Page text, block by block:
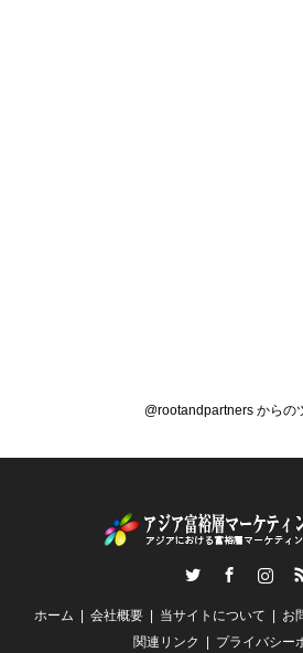
@rootandpartners からの
RSS
ホーム 会社概要 当サイトについて お
関連リンク
プライバシー